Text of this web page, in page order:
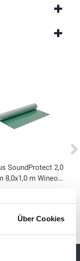
Über Cookies
SoundProtect 2,0
8,0x1,0 m Wineo